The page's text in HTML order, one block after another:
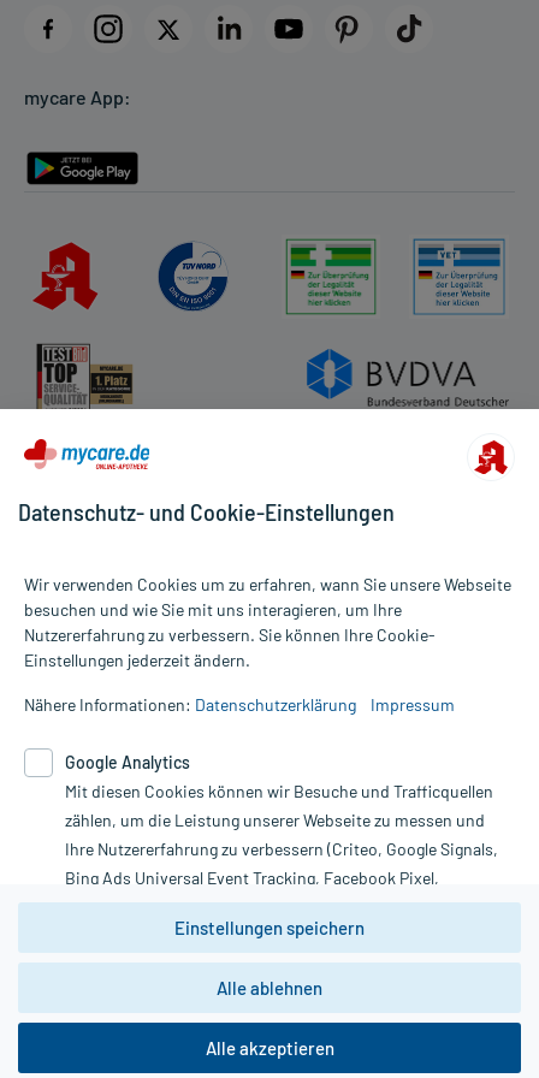
Datenschutz
Rückgabe/Widerruf
mycare App:
Alle Preise gelten inkl. MwSt., ggf. zzgl. Versandkosten
Informationen auf dieser Website werden ausschließlich für
die Untersuchung und Behandlung durch einen Arzt. Bitte
Therapien eingeleitet werden können. | Diese Webseite benutzt
Google Analytics. Lesen Sie bitte dazu die wichtigen Hinweise in
unserer Datenschutzerklärung. Für den Widerruf einer Bestellung
nutzen Sie das Formular:
Vertrag widerrufen
*Hinweise zu unseren Aktionen und Bewertungen
copyright @ 2026 Roland Helle e.K. - Versandapotheke - Alle Rechte vorbehalten
Datenschutz- und Cookie-Einstellungen
Wir verwenden Cookies um zu erfahren, wann Sie unsere Webseite
besuchen und wie Sie mit uns interagieren, um Ihre
Nutzererfahrung zu verbessern. Sie können Ihre Cookie-
Einstellungen jederzeit ändern.
Nähere Informationen: Datenschutzerklärung Impressum
Google Analytics
Mit diesen Cookies können wir Besuche und Trafficquellen
zählen, um die Leistung unserer Webseite zu messen und
Ihre Nutzererfahrung zu verbessern (Criteo, Google Signals,
Bing Ads Universal Event Tracking, Facebook Pixel,
Youtube-Social Plugin).
Wir weisen darauf hin, dass die
zwingend den Europäischen Anforderungen gem. EU-
DSGVO genügen und ein Datentransfer in Drittstaaten bzw.
Daten dort verarbeitet werden, kann nicht geprüft und
nachvollzogen werden.
Einstellungen speichern
Alle ablehnen
Alle akzeptieren